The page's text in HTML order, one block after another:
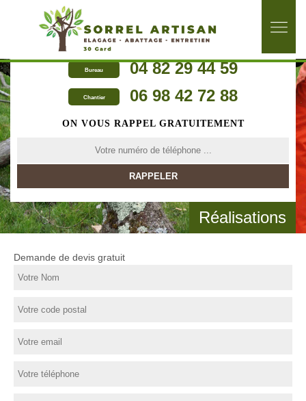
Bureau 04 82 29 44 59
Chantier 06 98 42 72 88
ON VOUS RAPPEL GRATUITEMENT
Réalisations
Demande de devis gratuit